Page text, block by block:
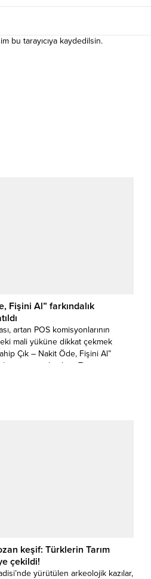
bu tarayıcıya kaydedilsin.
Fişini Al” farkındalık
artan POS komisyonlarının
mali yüküne dikkat çekmek
Çık – Nakit Öde, Fişini Al”
başlattı. Tire
Mehmet Burak Göksu,
alışverişi teşvik etmediğini
nakit ödeme yapmaları halinde
keşif: Türklerin Tarım
çekildi!
yürütülen arkeolojik kazılar,